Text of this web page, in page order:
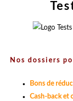
Nos dossiers
Bons de
Cash-back et